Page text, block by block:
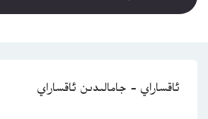
ئاقساراي – جامالىدىن ئاقساراي